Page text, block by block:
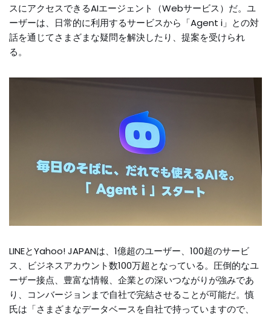
スにアクセスできるAIエージェント（Webサービス）だ。ユ
ーザーは、日常的に利用するサービスから「Agent i」との対
話を通じてさまざまな疑問を解決したり、提案を受けられ
る。
LINEとYahoo! JAPANは、1億超のユーザー、100超のサービ
ス、ビジネスアカウント数100万超となっている。圧倒的なユ
ーザー接点、豊富な情報、企業との深いつながりが強みであ
り、コンバージョンまで自社で完結させることが可能だ。慎
氏は「さまざまなデータベースを自社で持っていますので、